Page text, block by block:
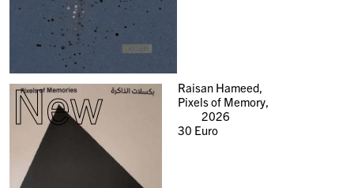
New
Raisan Hameed,
Pixels of Memory,
2026
30 Euro